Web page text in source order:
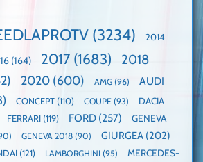
mai
mare
paradă
de
dube
pe
Nurburgring
EV3
câștigătoare,
domină
WCOTY
(3234) 2014
(164) 2017 (1683)
2018
2020 (600) AMG (96)
AUDI
CONCEPT (110) COUPE (93)
DACIA
FERRARI (119) FORD (257)
GENEVA
GENEVA 2018 (90) GIURGEA (202)
(121) LAMBORGHINI (95)
MERCEDES-